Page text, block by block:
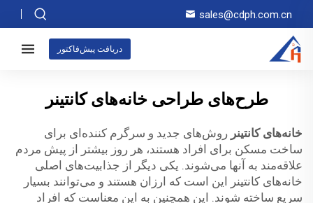
sales@cdph.com.cn
دریافت پیش‌فاکتور
طرح‌های طراحی خانه‌های کانتینر
خانه‌های کانتینر روش‌های جدید و سرگرم کننده‌ای برای
ساخت مسکن برای افراد هستند، هر روز بیشتر از پیش مردم
علاقه‌مند به آنها می‌شوند. یکی دیگر از جذابیت‌های اصلی
خانه‌های کانتینر این است که ارزان هستند و می‌توانند بسیار
سریع ساخته شوند. این همچنین به این معناست که افراد